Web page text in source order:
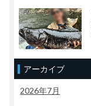
アーカイブ
2026年7月